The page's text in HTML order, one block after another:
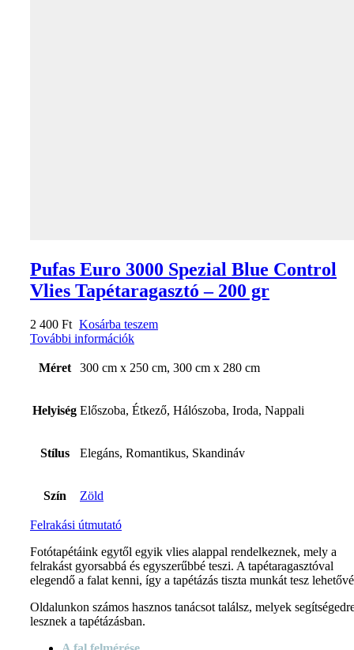
Pufas Euro 3000 Spezial Blue Control
Vlies Tapétaragasztó – 200 gr
2 400 Ft Kosárba teszem
További információk
Méret 300 cm x 250 cm, 300 cm x 280 cm
Helyiség Előszoba, Étkező, Hálószoba, Iroda, Nappali
Stílus Elegáns, Romantikus, Skandináv
Szín Zöld
Felrakási útmutató
Fotótapétáink egytől egyik vlies alappal rendelkeznek, mely a
felrakást gyorsabbá és egyszerűbbé teszi. A tapétaragasztóval
elegendő a falat kenni, így a tapétázás tiszta munkát tesz
Oldalunkon számos hasznos tanácsot találsz, melyek
lesznek a tapétázásban.